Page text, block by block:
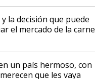
la decisión que puede
el mercado de la carne
un país hermoso, con
que les vaya